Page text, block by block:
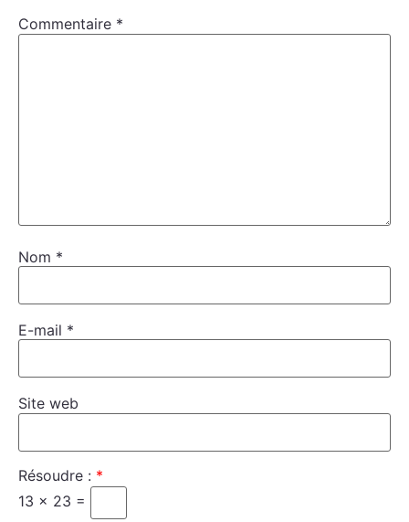
Commentaire *
Nom *
E-mail *
Site web
Résoudre : *
13 × 23 =